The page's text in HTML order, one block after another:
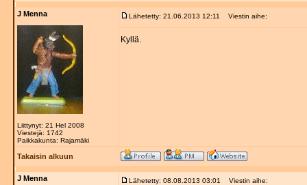
J Menna
Liittynyt: 21 Hel 2008
Viestejä: 1742
Paikkakunta: Rajamäki
Lähetetty: 21.06.2013 12:11 Viestin aihe:
Kyllä.
Takaisin alkuun
J Menna Lähetetty: 08.08.2013 03:01 Viestin aihe: